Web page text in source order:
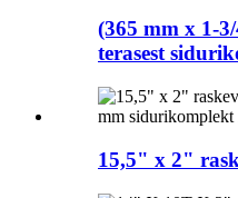
(365 mm x 1-
terasest
15,5" x 2"